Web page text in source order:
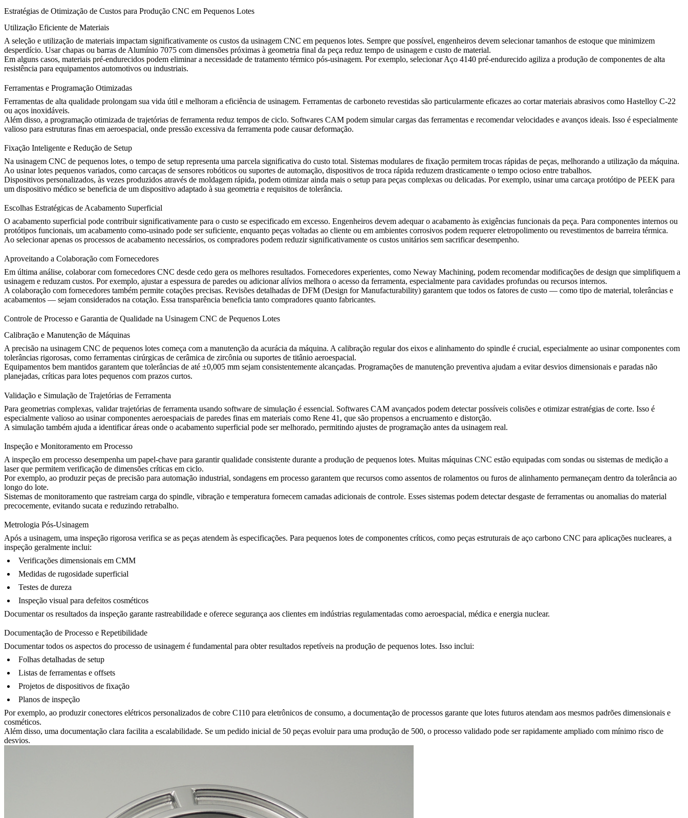
Estratégias de Otimização de Custos para Produção CNC em Pequenos Lotes
Utilização Eficiente de Materiais
A seleção e utilização de materiais impactam significativamente os custos da usinagem CNC em pequenos lotes. Sempre que possível, engenheiros devem selecionar tamanhos de estoque que minimizem
desperdício. Usar chapas ou barras deAlumínio 7075 com dimensões próximas à geometria final da peça reduz tempo de usinagem e custo de material.
Em alguns casos, materiais pré-endurecidos podem eliminar a necessidade de tratamento térmico pós-usinagem. Por exemplo, selecionarAço 4140 pré-endurecido agiliza a produção de componentes de alta
resistência para equipamentos automotivos ou industriais.
Ferramentas e Programação Otimizadas
Ferramentas de alta qualidade prolongam sua vida útil e melhoram a eficiência de usinagem. Ferramentas de carboneto revestidas são particularmente eficazes ao cortar materiais abrasivos como Hastelloy C-22
ou aços inoxidáveis.
Além disso, a programação otimizada de trajetórias de ferramenta reduz tempos de ciclo. Softwares CAM podem simular cargas das ferramentas e recomendar velocidades e avanços ideais. Isso é especialmente
valioso para estruturas finas em aeroespacial, onde pressão excessiva da ferramenta pode causar deformação.
Fixação Inteligente e Redução de Setup
Na usinagem CNC de pequenos lotes, o tempo de setup representa uma parcela significativa do custo total. Sistemas modulares de fixação permitem trocas rápidas de peças, melhorando a utilização da máquina.
Ao usinar lotes pequenos variados, como carcaças de sensores robóticos ou suportes de automação, dispositivos de troca rápida reduzem drasticamente o tempo ocioso entre trabalhos.
Dispositivos personalizados, às vezes produzidos através de moldagem rápida, podem otimizar ainda mais o setup para peças complexas ou delicadas. Por exemplo, usinar uma carcaça protótipo de PEEK para
um dispositivo médico se beneficia de um dispositivo adaptado à sua geometria e requisitos de tolerância.
Escolhas Estratégicas de Acabamento Superficial
O acabamento superficial pode contribuir significativamente para o custo se especificado em excesso. Engenheiros devem adequar o acabamento às exigências funcionais da peça. Para componentes internos ou
protótipos funcionais, um acabamento como-usinado pode ser suficiente, enquanto peças voltadas ao cliente ou em ambientes corrosivos podem requerereletropolimento ou revestimentos de barreira térmica.
Ao selecionar apenas os processos de acabamento necessários, os compradores podem reduzir significativamente os custos unitários sem sacrificar desempenho.
Aproveitando a Colaboração com Fornecedores
Em última análise, colaborar com fornecedores CNC desde cedo gera os melhores resultados. Fornecedores experientes, como Neway Machining, podem recomendar modificações de design que simplifiquem a
usinagem e reduzam custos. Por exemplo, ajustar a espessura de paredes ou adicionar alívios melhora o acesso da ferramenta, especialmente para cavidades profundas ou recursos internos.
A colaboração com fornecedores também permite cotações precisas. Revisões detalhadas de DFM (Design for Manufacturability) garantem que todos os fatores de custo — como tipo de material, tolerâncias e
acabamentos — sejam considerados na cotação. Essa transparência beneficia tanto compradores quanto fabricantes.
Controle de Processo e Garantia de Qualidade na Usinagem CNC de Pequenos Lotes
Calibração e Manutenção de Máquinas
A precisão na usinagem CNC de pequenos lotes começa com a manutenção da acurácia da máquina. A calibração regular dos eixos e alinhamento do spindle é crucial, especialmente ao usinar componentes com
tolerâncias rigorosas, como ferramentas cirúrgicas de cerâmica de zircônia ou suportes de titânio aeroespacial.
Equipamentos bem mantidos garantem que tolerâncias de até ±0,005 mm sejam consistentemente alcançadas. Programações de manutenção preventiva ajudam a evitar desvios dimensionais e paradas não
planejadas, críticas para lotes pequenos com prazos curtos.
Validação e Simulação de Trajetórias de Ferramenta
Para geometrias complexas, validar trajetórias de ferramenta usando software de simulação é essencial. Softwares CAM avançados podem detectar possíveis colisões e otimizar estratégias de corte. Isso é
especialmente valioso ao usinar componentes aeroespaciais de paredes finas em materiais como Rene 41 , que são propensos a encruamento e distorção.
A simulação também ajuda a identificar áreas onde o acabamento superficial pode ser melhorado, permitindo ajustes de programação antes da usinagem real.
Inspeção e Monitoramento em Processo
A inspeção em processo desempenha um papel-chave para garantir qualidade consistente durante a produção de pequenos lotes. Muitas máquinas CNC estão equipadas com sondas ou sistemas de medição a
laser que permitem verificação de dimensões críticas em ciclo.
Por exemplo, ao produzir peças de precisão para automação industrial, sondagens em processo garantem que recursos como assentos de rolamentos ou furos de alinhamento permaneçam dentro da tolerância ao
longo do lote.
Sistemas de monitoramento que rastreiam carga do spindle, vibração e temperatura fornecem camadas adicionais de controle. Esses sistemas podem detectar desgaste de ferramentas ou anomalias do material
precocemente, evitando sucata e reduzindo retrabalho.
Metrologia Pós-Usinagem
Após a usinagem, uma inspeção rigorosa verifica se as peças atendem às especificações. Para pequenos lotes de componentes críticos, como peças estruturais de aço carbono CNC para aplicações nucleares, a
inspeção geralmente inclui:
Verificações dimensionais em CMM
Medidas de rugosidade superficial
Testes de dureza
Inspeção visual para defeitos cosméticos
Documentar os resultados da inspeção garante rastreabilidade e oferece segurança aos clientes em indústrias regulamentadas como aeroespacial, médica e energia nuclear.
Documentação de Processo e Repetibilidade
Documentar todos os aspectos do processo de usinagem é fundamental para obter resultados repetíveis na produção de pequenos lotes. Isso inclui:
Folhas detalhadas de setup
Listas de ferramentas e offsets
Projetos de dispositivos de fixação
Planos de inspeção
Por exemplo, ao produzir conectores elétricos personalizados de cobre C110 para eletrônicos de consumo, a documentação de processos garante que lotes futuros atendam aos mesmos padrões dimensionais e
cosméticos.
Além disso, uma documentação clara facilita a escalabilidade. Se um pedido inicial de 50 peças evoluir para uma produção de 500, o processo validado pode ser rapidamente ampliado com mínimo risco de
desvios.